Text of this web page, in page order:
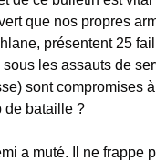
que nos propres
présentent 25
les assauts de
sont compromises
de bataille ?
a muté. Il ne frappe